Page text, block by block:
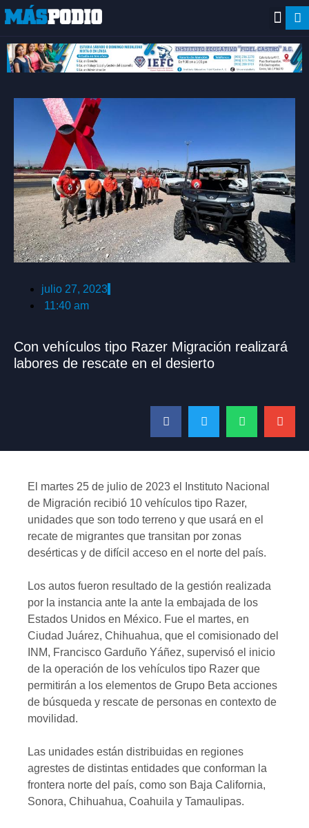
julio 27, 2023
11:40 am
Con vehículos tipo Razer Migración realizará
labores de rescate en el desierto
El martes 25 de julio de 2023 el Instituto Nacional
de Migración recibió 10 vehículos tipo Razer,
unidades que son todo terreno y que usará en el
recate de migrantes que transitan por zonas
desérticas y de difícil acceso en el norte del país.
Los autos fueron resultado de la gestión realizada
por la instancia ante la ante la embajada de los
Estados Unidos en México. Fue el martes, en
Ciudad Juárez, Chihuahua, que el comisionado del
INM, Francisco Garduño Yáñez, supervisó el inicio
de la operación de los vehículos tipo Razer que
permitirán a los elementos de Grupo Beta acciones
de búsqueda y rescate de personas en contexto de
movilidad.
Las unidades están distribuidas en regiones
agrestes de distintas entidades que conforman la
frontera norte del país, como son Baja California,
Sonora, Chihuahua, Coahuila y Tamaulipas.